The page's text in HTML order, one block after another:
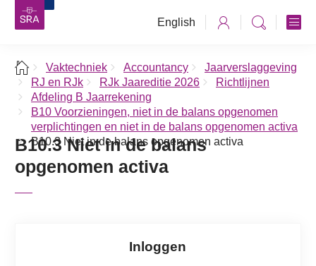
English
Vaktechniek Accountancy
Jaarverslaggeving
RJ en RJk
RJk Jaareditie 2026
Richtlijnen
Afdeling B Jaarrekening
B10 Voorzieningen, niet in de balans opgenomen
verplichtingen en niet in de balans opgenomen activa
B10.3 Niet in de balans opgenomen activa
B10.3 Niet in de balans
opgenomen activa
Inloggen